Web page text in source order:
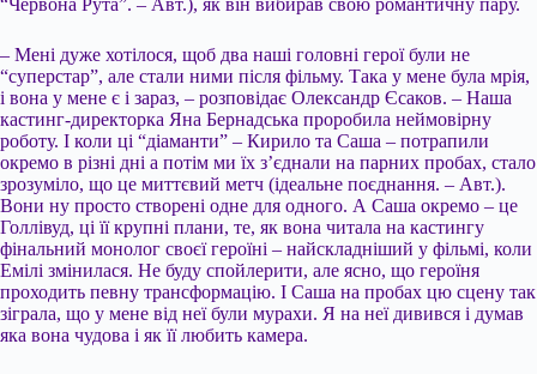
“Червона Рута”. – Авт.), як він вибирав свою романтичну пару.
– Мені дуже хотілося, щоб два наші головні герої були не
“суперстар”, але стали ними після фільму. Така у мене була мрія,
і вона у мене є і зараз, – розповідає Олександр Єсаков. – Наша
кастинг-директорка Яна Бернадська проробила неймовірну
роботу. І коли ці “діаманти” – Кирило та Саша – потрапили
окремо в різні дні а потім ми їх з’єднали на парних пробах, стало
зрозуміло, що це миттєвий метч (ідеальне поєднання. – Авт.).
Вони ну просто створені одне для одного. А Саша окремо – це
Голлівуд, ці її крупні плани, те, як вона читала на кастингу
фінальний монолог своєї героїні – найскладніший у фільмі, коли
Емілі змінилася. Не буду спойлерити, але ясно, що героїня
проходить певну трансформацію. І Саша на пробах цю сцену так
зіграла, що у мене від неї були мурахи. Я на неї дивився і думав
яка вона чудова і як її любить камера.